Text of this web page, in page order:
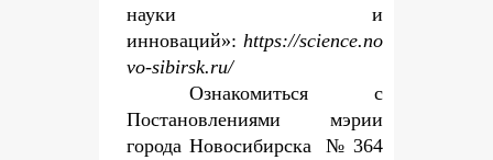
науки и
инноваций»: https://science.no
vo-sibirsk.ru/
Ознакомиться с
Постановлениями мэрии
города Новосибирска № 364